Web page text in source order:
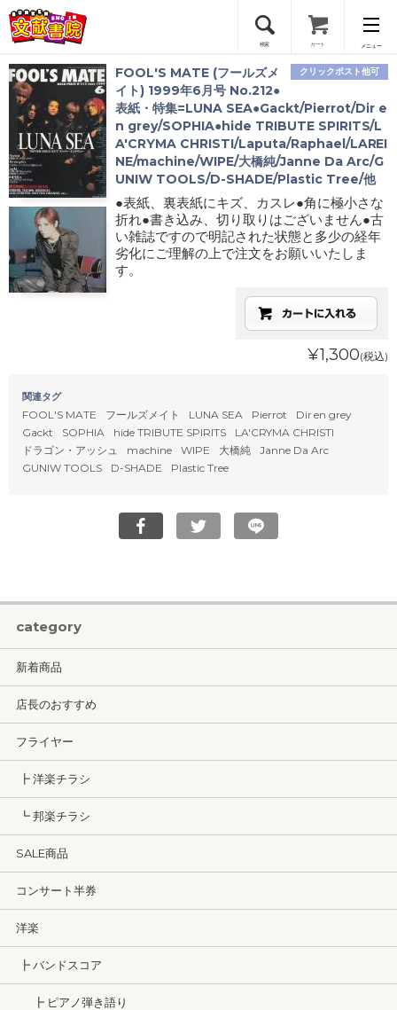
検索 カート メニュー
会員登録
ログイン
クリックポスト他可
FOOL'S MATE (フールズメ
イト) 1999年6月号 No.212●
表紙・特集=LUNA SEA●Gackt/Pierrot/Dir e
n grey/SOPHIA●hide TRIBUTE SPIRITS/L
A'CRYMA CHRISTI/Laputa/Raphael/LAREI
NE/machine/WIPE/大橋純/Janne Da Arc/G
UNIW TOOLS/D-SHADE/Plastic Tree/他
●表紙、裏表紙にキズ、カスレ●角に極小さな
折れ●書き込み、切り取りはございません●古
い雑誌ですので明記された状態と多少の経年
劣化にご理解の上で注文をお願いいたしま
す。
¥1,300(税込)
関連タグ
FOOL'S MATE フールズメイト LUNA SEA Pierrot
Dir en grey
Gackt
SOPHIA hide TRIBUTE SPIRITS
LA'CRYMA CHRISTI
ドラゴン・アッシュ
machine WIPE 大橋純
Janne Da Arc
GUNIW TOOLS
D-SHADE Plastic Tree
category
新着商品
店長のおすすめ
フライヤー
┣ 洋楽チラシ
┗ 邦楽チラシ
SALE商品
コンサート半券
洋楽
┣ バンドスコア
┣ ピアノ弾き語り